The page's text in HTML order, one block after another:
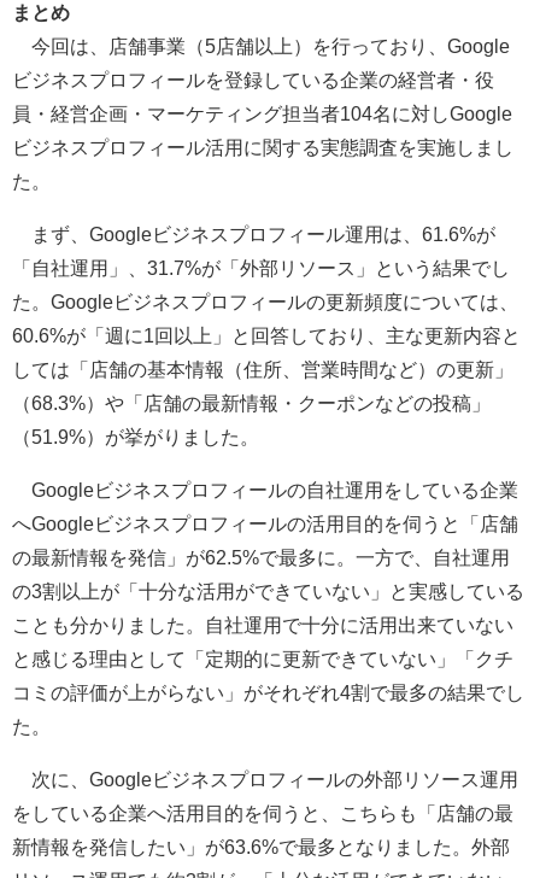
まとめ
今回は、店舗事業（5店舗以上）を行っており、Google
ビジネスプロフィールを登録している企業の経営者・役
員・経営企画・マーケティング担当者104名に対しGoogle
ビジネスプロフィール活用に関する実態調査を実施しまし
た。
まず、Googleビジネスプロフィール運用は、61.6%が
「自社運用」、31.7%が「外部リソース」という結果でし
た。Googleビジネスプロフィールの更新頻度については、
60.6%が「週に1回以上」と回答しており、主な更新内容と
しては「店舗の基本情報（住所、営業時間など）の更新」
（68.3%）や「店舗の最新情報・クーポンなどの投稿」
（51.9%）が挙がりました。
Googleビジネスプロフィールの自社運用をしている企業
へGoogleビジネスプロフィールの活用目的を伺うと「店舗
の最新情報を発信」が62.5%で最多に。一方で、自社運用
の3割以上が「十分な活用ができていない」と実感している
ことも分かりました。自社運用で十分に活用出来ていない
と感じる理由として「定期的に更新できていない」「クチ
コミの評価が上がらない」がそれぞれ4割で最多の結果でし
た。
次に、Googleビジネスプロフィールの外部リソース運用
をしている企業へ活用目的を伺うと、こちらも「店舗の最
新情報を発信したい」が63.6%で最多となりました。外部